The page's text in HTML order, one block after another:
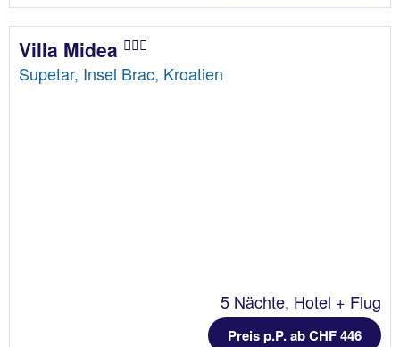
Villa Midea
Supetar, Insel Brac, Kroatien
5 Nächte, Hotel + Flug
Preis p.P. ab CHF 446